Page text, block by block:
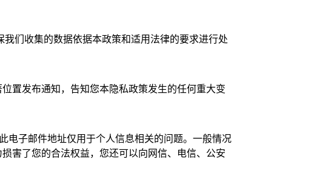
们收集的数据依据本政策和适用法律的要求进行处
置发布通知，告知您本隐私政策发生的任何重大变
电子邮件地址仅用于个人信息相关的问题。一般情况
害了您的合法权益，您还可以向网信、电信、公安